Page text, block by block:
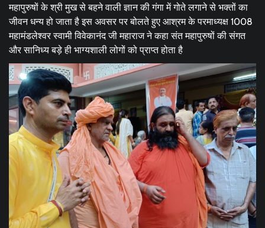
महापुरुषों के श्री मुख से बहने वाली ज्ञान की गंगा में गोते लगाने से भक्तों का
जीवन धन्य हो जाता है इस अवसर पर बोलते हुए आश्रम के परमाध्यक्ष 1008
महामंडलेश्वर स्वामी विवेकानंद जी महाराज ने कहा संत महापुरुषों की संगत
और सानिध्य बड़े ही भाग्यशाली लोगों को प्राप्त होता है